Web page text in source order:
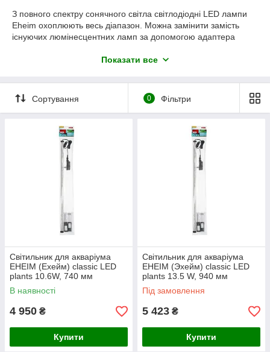
З повного спектру сонячного світла світлодіодні LED лампи
Eheim охоплюють весь діапазон. Можна замінити замість
існуючих люмінесцентних ламп за допомогою адаптера
Переваги світильників EHEIM
- Повна глибина освітлення - навіть в глибоких акваріумах.
- Повний спектр сонячного світла для фотосинтезу (прісна
- Створює природні кольори в акваріумі
- Яскраве денне світло з повним спектром сонячного світла
- Відтворюють природні кольори риб і рослин
EHEIM якість - зроблено в Німеччині.
Показати все
Сортування 0 Фільтри
Світильник для акваріума
EHEIM (Ехейм) classic LED
plants 10.6W, 740 мм
В наявності
4 950 ₴
Купити
Світильник для акваріума
EHEIM (Эхейм) classic LED
plants 13.5 W, 940 мм
Під замовлення
5 423 ₴
Купити